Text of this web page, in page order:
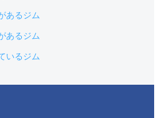
あるジム
あるジム
いるジム